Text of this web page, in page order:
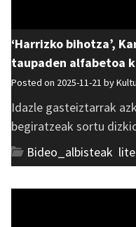
‘Harrizko bihotza’,
taupaden alfabetoa
Posted on 2025-11-21 by
Idazle gasteiztarrak
begiratzeak sortu
Bideo_albisteak